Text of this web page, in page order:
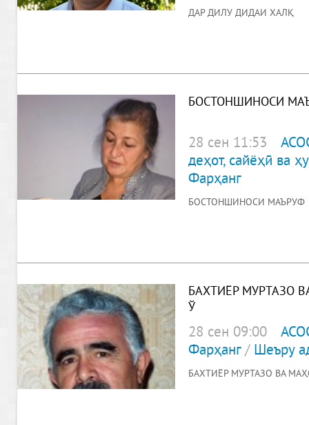
ДАР ДИЛУ ДИДАИ ХАЛҚ
БОСТОНШИНОСИ
28 сен 11:53
деҳот, сайёҳӣ ва
Фарҳанг
БОСТОНШИНОСИ МАЪРУФ
БАХТИЁР МУРТАЗО
Ў
28 сен 09:00
Фарҳанг/ Шеъру
БАХТИЁР МУРТАЗО ВА